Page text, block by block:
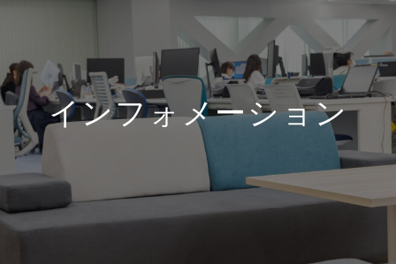
インフォメーション